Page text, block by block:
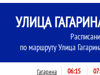
УЛИЦА
по маршруту Улица
Гагарина 06:15